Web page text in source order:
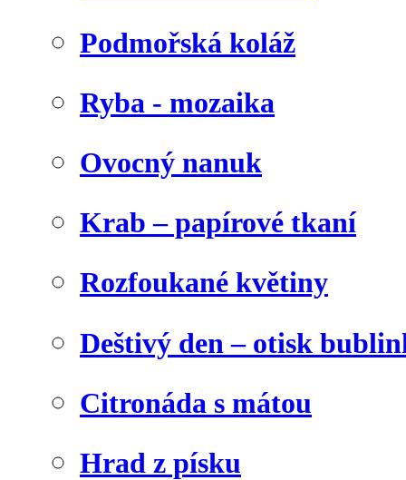
Podmořská koláž
Ryba - mozaika
Ovocný nanuk
Krab – papírové tkaní
Rozfoukané květiny
Deštivý den – otisk
Citronáda s mátou
Hrad z písku